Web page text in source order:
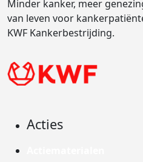
Minder kanker, meer
van leven voor
KWF Kankerbestrijding.
Acties